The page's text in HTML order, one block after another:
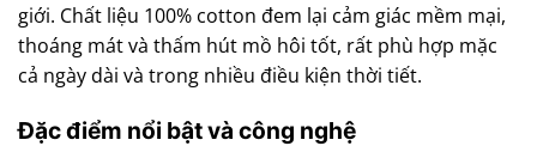
giới. Chất liệu 100% cotton đem lại cảm giác mềm mại,
thoáng mát và thấm hút mồ hôi tốt, rất phù hợp mặc
cả ngày dài và trong nhiều điều kiện thời tiết.
Đặc điểm nổi bật và công nghệ